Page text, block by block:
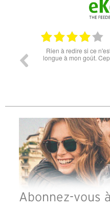
Rien à redire si ce
longue à mon goût.
Abonnez-vous